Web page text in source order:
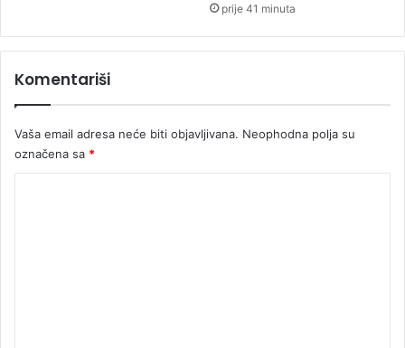
prije 41 minuta
Komentariši
Vaša email adresa neće biti objavljivana. Neophodna polja su
označena sa *